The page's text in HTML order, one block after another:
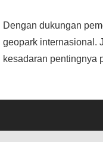
Dengan dukungan
geopark internasional.
kesadaran pentingnya